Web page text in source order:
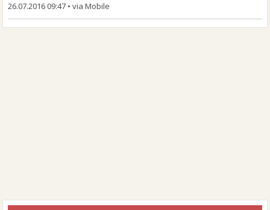
26.07.2016 09:47 •